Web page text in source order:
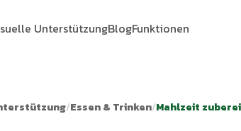
UnterstützungBlogFunktionen
/Essen & Trinken/Mahlzeit